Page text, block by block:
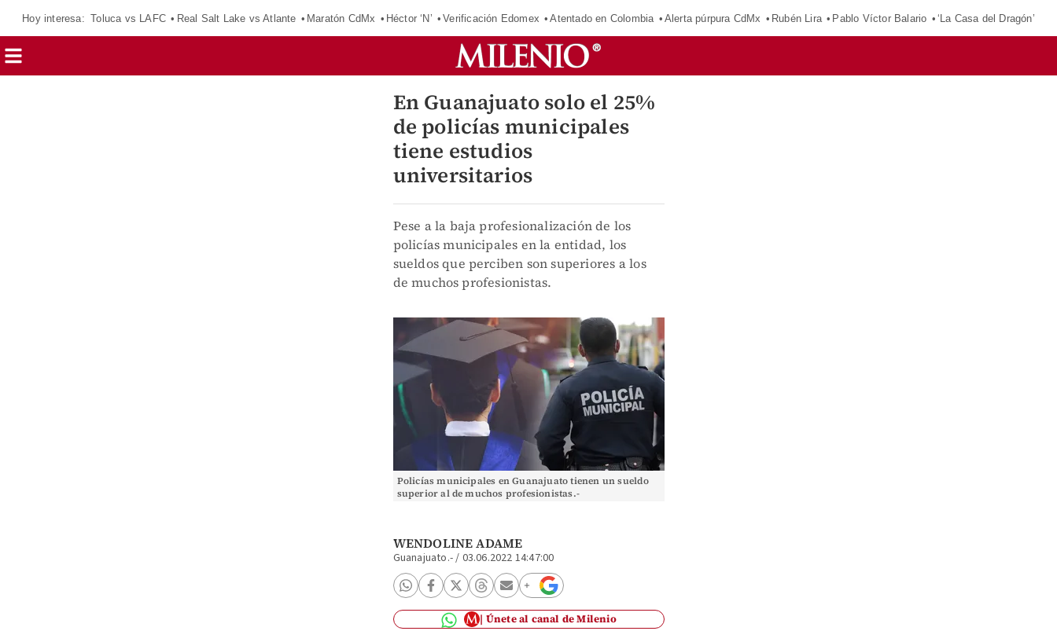
Hoy interesa: Toluca vs LAFC Real Salt Lake vs Atlante Maratón CdMx Héctor ‘N’ Verificación Edomex Atentado en Colombia Alerta púrpura CdMx Rubén Lira Pablo Víctor Balario ‘La Casa del Dragón’
En Guanajuato solo el 25%
de policías municipales
tiene estudios
universitarios
Pese a la baja profesionalización de los
policías municipales en la entidad, los
sueldos que perciben son superiores a los
de muchos profesionistas.
Policías municipales en Guanajuato tienen un sueldo
superior al de muchos profesionistas.-
WENDOLINE ADAME
Guanajuato.-/ 03.06.2022 14:47:00
Únete al canal de Milenio